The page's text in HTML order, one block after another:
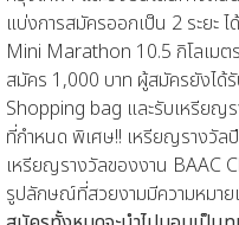
แบ่งการสมัครออกเป็น 2 ระยะ ไ
Mini Marathon 10.5 กิโลเมต
สมัคร 1,000 บาท ผู้สมัครยังได้
Shopping bag และรับเหรียญร
ที่กำหนด พิเศษ!! เหรียญรางวัล
เหรียญรางวัลของงาน BAAC
รูปลักษณ์ที่สวยงามมีความหมา